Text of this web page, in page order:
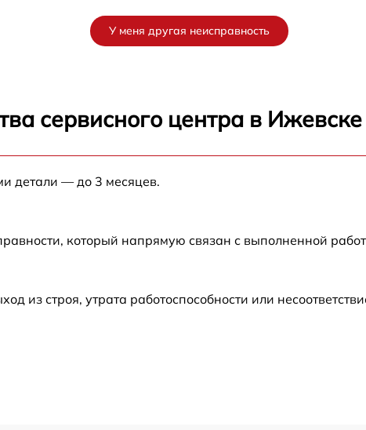
от 60 мин
от 60 мин
от 60 мин
У меня другая неисправность
сервисного центра в Ижевске
детали — до 3 месяцев.
который напрямую связан с выполненной
из строя, утрата работоспособности или